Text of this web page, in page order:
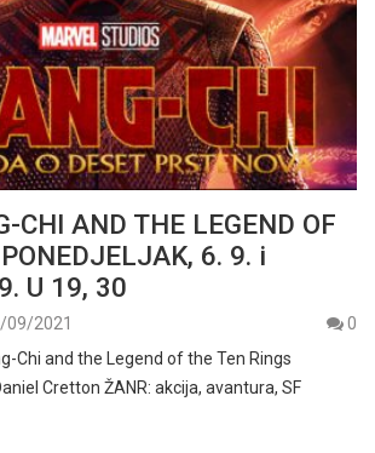
CHI AND THE LEGEND OF
6. 9. i
U 19, 30
09/2021
0
Chi and the Legend of the Ten Rings
Cretton ŽANR: akcija, avantura, SF